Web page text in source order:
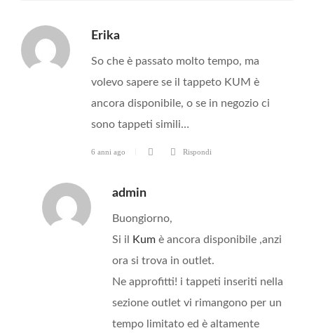
Erika
So che è passato molto tempo, ma
volevo sapere se il tappeto KUM è
ancora disponibile, o se in negozio ci
sono tappeti simili…
6 anni ago Rispondi
admin
Buongiorno,
Si il Kum è ancora disponibile ,anzi
ora si trova in outlet.
Ne approfitti! i tappeti inseriti nella
sezione outlet vi rimangono per un
tempo limitato ed è altamente